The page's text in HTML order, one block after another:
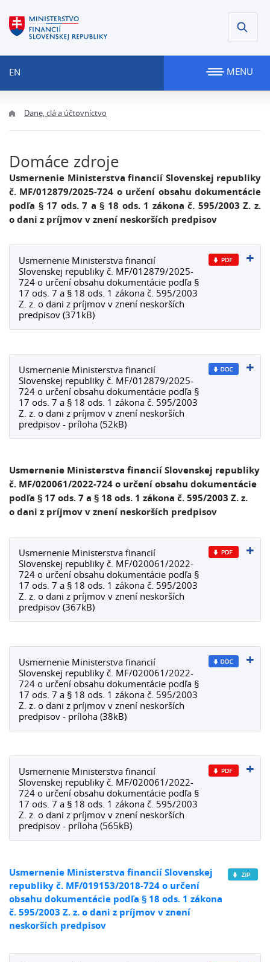
EN MENU
Dane, clá a účtovníctvo
Domáce zdroje
Usmernenie Ministerstva financií Slovenskej republiky
č. MF/012879/2025-724 o určení obsahu dokumentácie
podľa § 17 ods. 7 a § 18 ods. 1 zákona č. 595/2003 Z. z.
o dani z príjmov v znení neskorších predpisov
Usmernenie Ministerstva financií
Slovenskej republiky č. MF/012879/2025-
724 o určení obsahu dokumentácie podľa §
17 ods. 7 a § 18 ods. 1 zákona č. 595/2003
Z. z. o dani z príjmov v znení neskorších
predpisov (371kB)
Usmernenie Ministerstva financií
Slovenskej republiky č. MF/012879/2025-
724 o určení obsahu dokumentácie podľa §
17 ods. 7 a § 18 ods. 1 zákona č. 595/2003
Z. z. o dani z príjmov v znení neskorších
predpisov - príloha (52kB)
Usmernenie Ministerstva financií Slovenskej republiky
č. MF/020061/2022-724 o určení obsahu dokumentácie
podľa § 17 ods. 7 a § 18 ods. 1 zákona č. 595/2003 Z. z.
o dani z príjmov v znení neskorších predpisov
Usmernenie Ministerstva financií
Slovenskej republiky č. MF/020061/2022-
724 o určení obsahu dokumentácie podľa §
17 ods. 7 a § 18 ods. 1 zákona č. 595/2003
Z. z. o dani z príjmov v znení neskorších
predpisov (367kB)
Usmernenie Ministerstva financií
Slovenskej republiky č. MF/020061/2022-
724 o určení obsahu dokumentácie podľa §
17 ods. 7 a § 18 ods. 1 zákona č. 595/2003
Z. z. o dani z príjmov v znení neskorších
predpisov - príloha (38kB)
Usmernenie Ministerstva financií
Slovenskej republiky č. MF/020061/2022-
724 o určení obsahu dokumentácie podľa §
17 ods. 7 a § 18 ods. 1 zákona č. 595/2003
Z. z. o dani z príjmov v znení neskorších
predpisov - príloha (565kB)
Usmernenie Ministerstva financií Slovenskej
republiky č. MF/019153/2018-724 o určení
obsahu dokumentácie podľa § 18 ods. 1 zákona
č. 595/2003 Z. z. o dani z príjmov v znení
neskorších predpisov